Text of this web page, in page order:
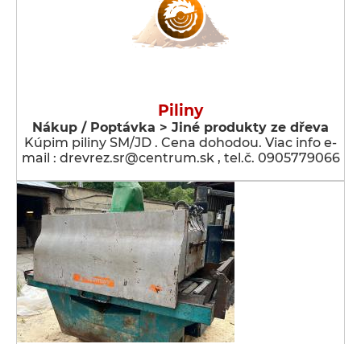
Piliny
Nákup / Poptávka > Jiné produkty ze dřeva
Kúpim piliny SM/JD . Cena dohodou. Viac info e-
mail : drevrez.sr@centrum.sk , tel.č. 0905779066